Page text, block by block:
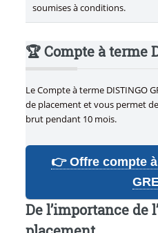
soumises à conditions.
🏆 Compte à terme
Le Compte à terme DISTINGO
de placement et vous permet
brut pendant 10 mois.
👉 Offre compte
De l’importance de